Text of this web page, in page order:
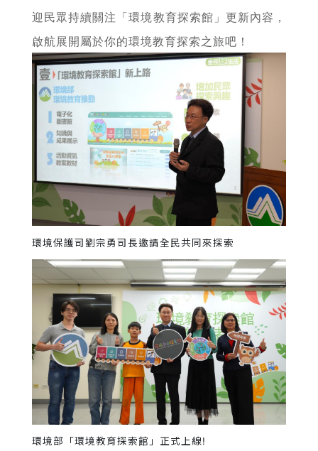
迎民眾持續關注「環境教育探索館」更新內容，
啟航展開屬於你的環境教育探索之旅吧！
環境保護司劉宗勇司長邀請全民共同來探索
環境部「環境教育探索館」正式上線!